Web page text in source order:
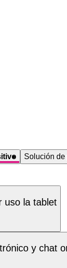
Solución
uso la tablet
y chat